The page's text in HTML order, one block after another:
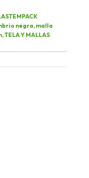
negra, malla
,TELA Y MALLAS